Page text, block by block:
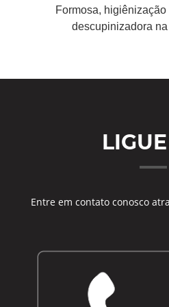
Formosa,
descupinizadora
Entre em contato conosco